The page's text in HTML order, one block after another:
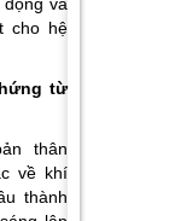
cho hệ
từ
thân
về khí
thành